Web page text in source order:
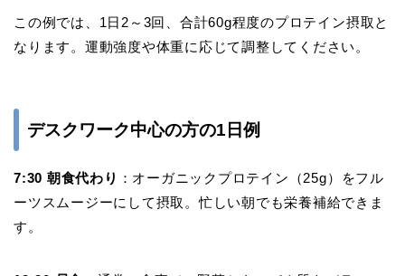
この例では、1日2～3回、合計60g程度のプロテイン摂取と
なります。運動強度や体重に応じて調整してください。
デスクワーク中心の方の1日例
7:30 朝食代わり ：オーガニックプロテイン（25g）をフル
ーツスムージーにして摂取。忙しい朝でも栄養補給できま
す。